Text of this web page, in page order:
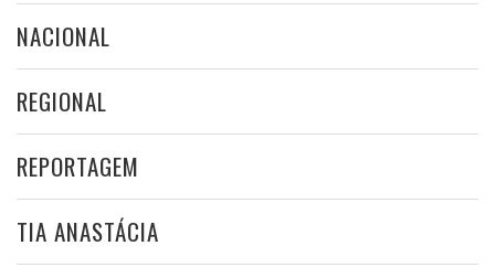
NACIONAL
REGIONAL
REPORTAGEM
TIA ANASTÁCIA